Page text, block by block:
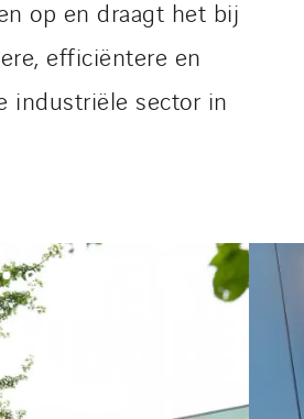
op en draagt het bij
efficiëntere en
industriële sector in